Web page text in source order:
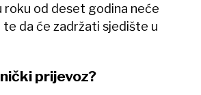
roku od deset godina neće
da će zadržati sjedište u
prijevoz?